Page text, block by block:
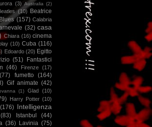
(3) Australia (2)
(10)
Beatrice
Blues (157) Calabria
(32) casa
Chiara (16) cinema
(10) Cuba (116)
Edoardo (20) Egitto
(51)
Fantastici
(46) Firenze (17)
(77) fumetto (164)
Gif animate (42)
(1) Glad (10)
Harry Potter (10)
(176) Intelligenza
(83) Istanbul (44)
(36) Lavinia (75)